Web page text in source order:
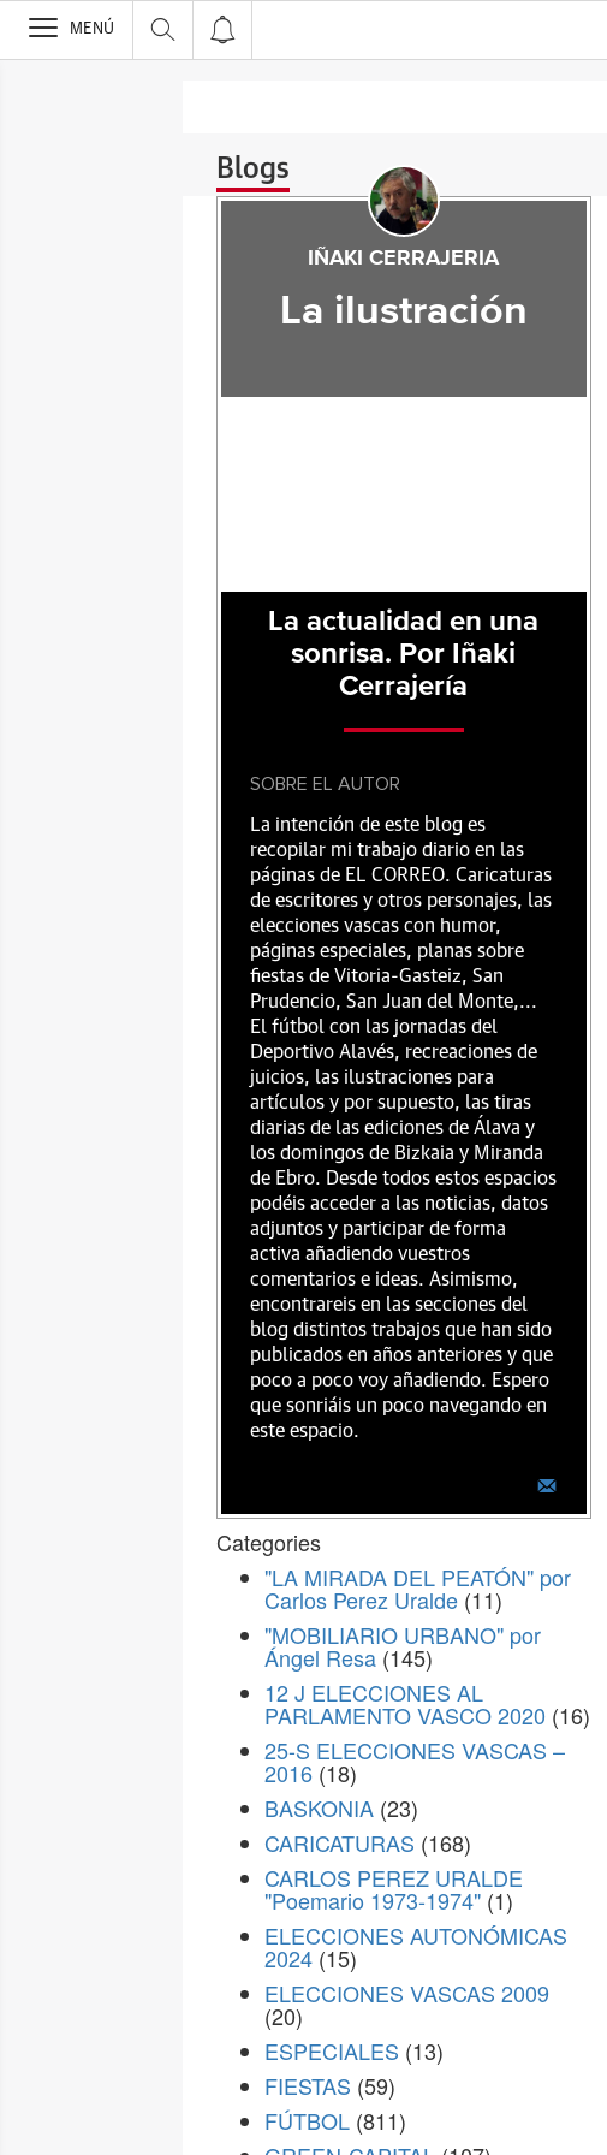
>
MENÚ
Blogs
IÑAKI CERRAJERIA
La ilustración
La actualidad en una
sonrisa. Por Iñaki
Cerrajería
SOBRE EL AUTOR
La intención de este blog es
recopilar mi trabajo diario en las
páginas de EL CORREO. Caricaturas
de escritores y otros personajes, las
elecciones vascas con humor,
páginas especiales, planas sobre
fiestas de Vitoria-Gasteiz, San
Prudencio, San Juan del Monte,...
El fútbol con las jornadas del
Deportivo Alavés, recreaciones de
juicios, las ilustraciones para
artículos y por supuesto, las tiras
diarias de las ediciones de Álava y
los domingos de Bizkaia y Miranda
de Ebro. Desde todos estos espacios
podéis acceder a las noticias, datos
adjuntos y participar de forma
activa añadiendo vuestros
comentarios e ideas. Asimismo,
encontrareis en las secciones del
blog distintos trabajos que han sido
publicados en años anteriores y que
poco a poco voy añadiendo. Espero
que sonriáis un poco navegando en
este espacio.
Categories
"LA MIRADA DEL PEATÓN" por
Carlos Perez Uralde (11)
"MOBILIARIO URBANO" por
Ángel Resa (145)
12 J ELECCIONES AL
PARLAMENTO VASCO 2020 (16)
25-S ELECCIONES VASCAS –
2016 (18)
BASKONIA (23)
CARICATURAS (168)
CARLOS PEREZ URALDE
"Poemario 1973-1974" (1)
ELECCIONES AUTONÓMICAS
2024 (15)
ELECCIONES VASCAS 2009
(20)
ESPECIALES (13)
FIESTAS (59)
FÚTBOL (811)